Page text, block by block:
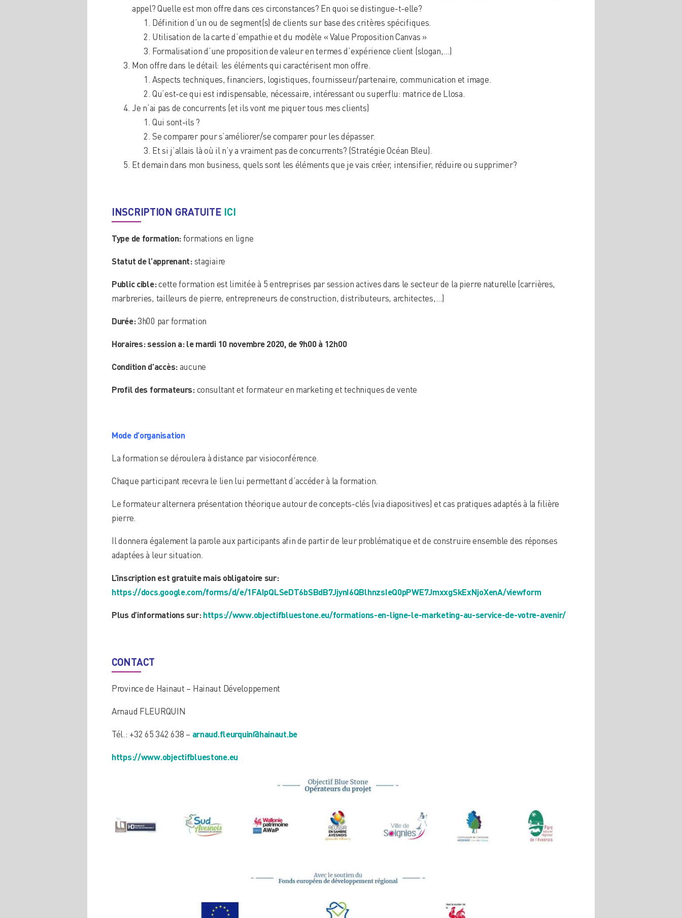
appel? Quelle est mon offre dans ces circonstances? En quoi se distingue-t-elle?
Définition d’un ou de segment(s) de clients sur base des critères spécifiques.
Utilisation de la carte d’empathie et du modèle « Value Proposition Canvas »
Formalisation d’une proposition de valeur en termes d’expérience client (slogan,…)
Mon offre dans le détail: les éléments qui caractérisent mon offre.
Aspects techniques, financiers, logistiques, fournisseur/partenaire, communication et image.
Qu’est-ce qui est indispensable, nécessaire, intéressant ou superflu: matrice de Llosa.
Je n’ai pas de concurrents (et ils vont me piquer tous mes clients)
Qui sont-ils ?
Se comparer pour s’améliorer/se comparer pour les dépasser.
Et si j’allais là où il n’y a vraiment pas de concurrents? (Stratégie Océan Bleu).
Et demain dans mon business, quels sont les éléments que je vais créer, intensifier, réduire ou supprimer?
INSCRIPTION GRATUITE ICI
Type de formation:formations en ligne
Statut de l’apprenant:stagiaire
Public cible:cette formation est limitée à 5 entreprises par session actives dans le secteur de la pierre naturelle (carrières,
marbreries, tailleurs de pierre, entrepreneurs de construction, distributeurs, architectes,…)
Durée:3h00 par formation
Horaires: session a: le mardi 10 novembre 2020, de 9h00 à 12h00
Condition d’accès:aucune
Profil des formateurs:consultant et formateur en marketing et techniques de vente
Mode d’organisation
La formation se déroulera à distance par visioconférence.
Chaque participant recevra le lien lui permettant d’accéder à la formation.
Le formateur alternera présentation théorique autour de concepts-clés (via diapositives) et cas pratiques adaptés à la filière
pierre.
Il donnera également la parole aux participants afin de partir de leur problématique et de construire ensemble des réponses
adaptées à leur situation.
L’inscription est gratuite mais obligatoire sur:
https://docs.google.com/forms/d/e/1FAIpQLSeDT6bSBdB7JjynI6QBlhnzsIeQ0pPWE7JmxxgSkExNjoXenA/viewform
Plus d’informations sur:https://www.objectifbluestone.eu/formations-en-ligne-le-marketing-au-service-de-votre-avenir/
CONTACT
Province de Hainaut – Hainaut Développement
Arnaud FLEURQUIN
Tél.: +32 65 342 638 – arnaud.fleurquin@hainaut.be
https://www.objectifbluestone.eu